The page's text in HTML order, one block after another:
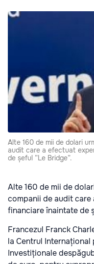
Alte 160 de mii de dolari
audit care a efectuat
de șeful ”Le Bridge”.
Alte 160 de mii de
companii de audit
financiare înaintate de
Francezul Franck
la Centrul
Investiționale